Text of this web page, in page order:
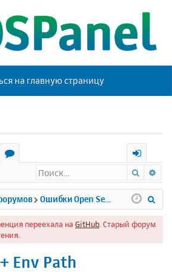
на главную страницу
р
у
м
х
о
д
Поиск
переехала на GitHub . Старый форум
Env Path